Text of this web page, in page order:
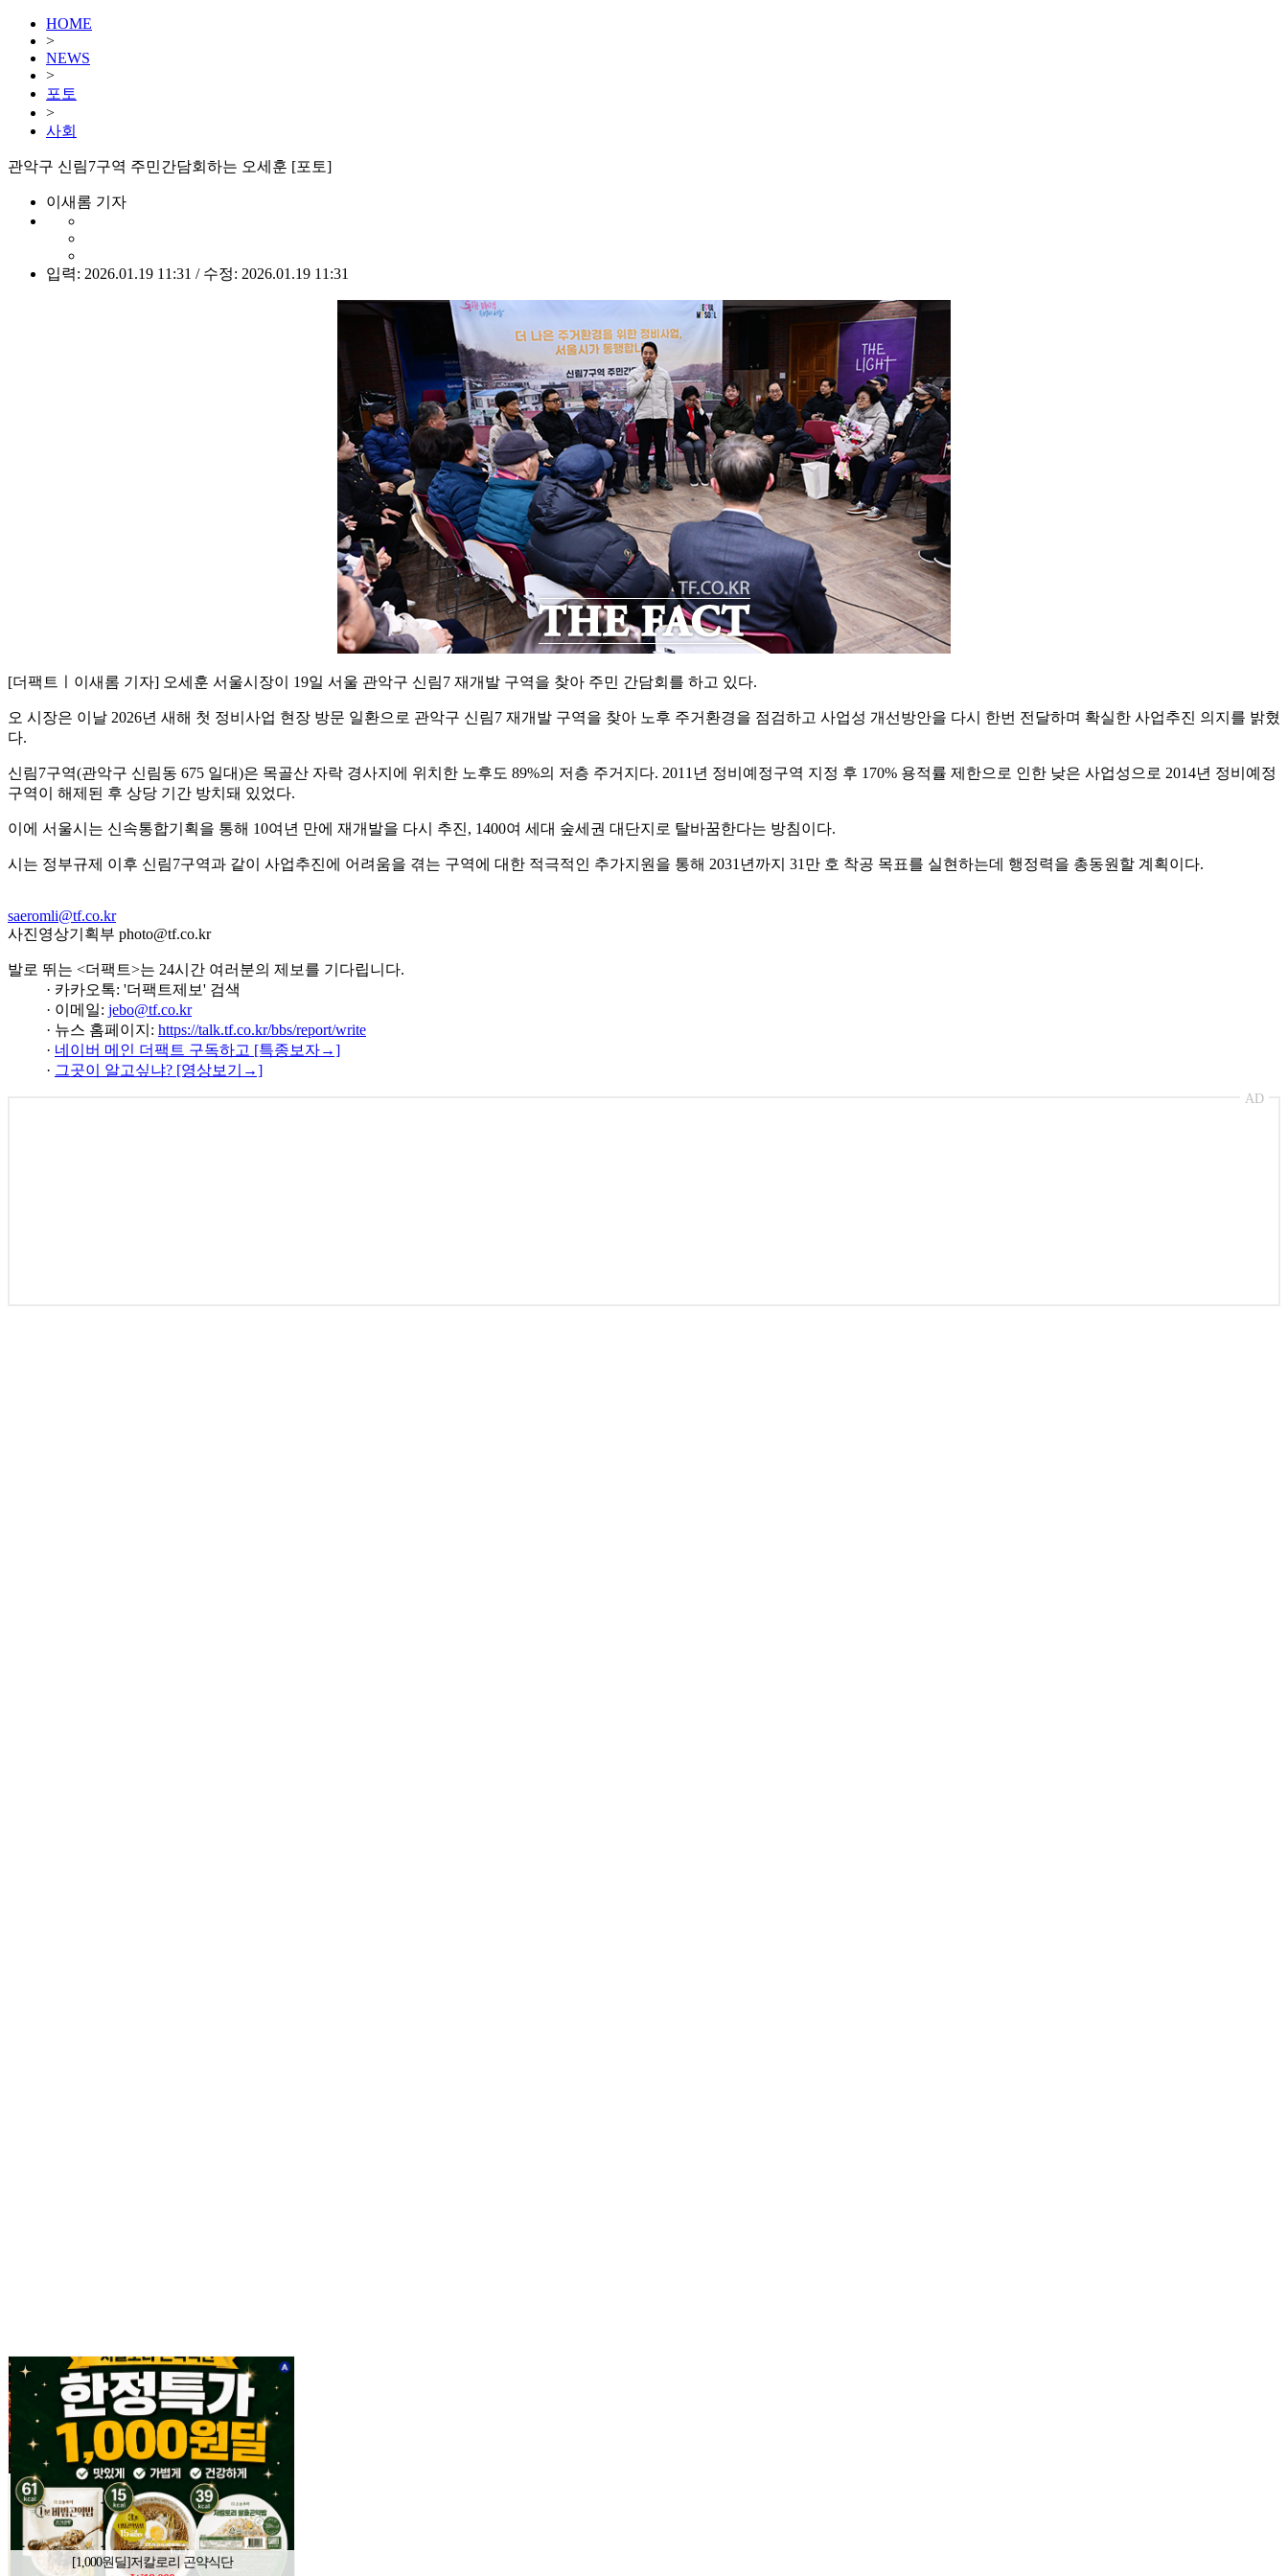
HOME
>
NEWS
>
포토
>
사회
관악구 신림7구역 주민간담회하는 오세훈 [포토]
이새롬 기자
입력: 2026.01.19 11:31 / 수정: 2026.01.19 11:31
[더팩트ㅣ이새롬 기자] 오세훈 서울시장이 19일 서울 관악구 신림7 재개발 구역을 찾아 주민 간담회를 하고 있다.
오 시장은 이날 2026년 새해 첫 정비사업 현장 방문 일환으로 관악구 신림7 재개발 구역을 찾아 노후 주거환경을 점검하고 사업성 개선방안을 다시 한번 전달하며 확실한 사업추진 의지를 밝혔
다.
신림7구역(관악구 신림동 675 일대)은 목골산 자락 경사지에 위치한 노후도 89%의 저층 주거지다. 2011년 정비예정구역 지정 후 170% 용적률 제한으로 인한 낮은 사업성으로 2014년 정비예정
구역이 해제된 후 상당 기간 방치돼 있었다.
이에 서울시는 신속통합기획을 통해 10여년 만에 재개발을 다시 추진, 1400여 세대 숲세권 대단지로 탈바꿈한다는 방침이다.
시는 정부규제 이후 신림7구역과 같이 사업추진에 어려움을 겪는 구역에 대한 적극적인 추가지원을 통해 2031년까지 31만 호 착공 목표를 실현하는데 행정력을 총동원할 계획이다.
saeromli@tf.co.kr
사진영상기획부 photo@tf.co.kr
발로 뛰는 <더팩트>는 24시간 여러분의 제보를 기다립니다.
· 카카오톡: '더팩트제보' 검색
· 이메일: jebo@tf.co.kr
· 뉴스 홈페이지: https://talk.tf.co.kr/bbs/report/write
· 네이버 메인 더팩트 구독하고 [특종보자→]
· 그곳이 알고싶냐? [영상보기→]
AD